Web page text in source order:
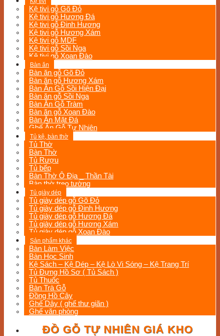
Kệ tivi gỗ Gõ Đỏ
Kệ tivi gỗ Hương Đá
Kệ tivi gỗ Đinh Hương
Kệ tivi gỗ Hương Xám
Kệ tivi gỗ MDF
Kệ tivi gỗ Sồi Nga
Kệ tivi gỗ Xoan Đào
Bàn ăn
Bàn ăn gỗ Gõ Đỏ
Bàn ăn gỗ Hương Xám
Bàn Ăn Gỗ Sồi Hiện Đại
Bàn ăn gỗ Sồi Nga
Bàn Ăn Gỗ Tràm
Bàn ăn gỗ Xoan Đào
Bàn Ăn Mặt Đá
Ghế Ăn Gỗ Tự Nhiên
Tủ kệ, bàn thờ
Tủ Thờ
Bàn Thờ
Tủ Rượu
Tủ bếp
Bàn Thờ Ô Địa _ Thần Tài
Bàn thờ treo tường
Tủ giày dép
Tủ giày dép gỗ Gõ Đỏ
Tủ giày dép gỗ Đinh Hương
Tủ giày dép gỗ Hương Đá
Tủ giày dép gỗ Hương Xám
Tủ giày dép gỗ Xoan Đào
Sản phẩm khác
Bàn Làm Việc
Bàn Học Sinh
Kệ Sách – Kệ Dép – Kệ Lò Vi Sóng – Kệ Trang Trí
Tủ Đựng Hồ Sơ ( Tủ Sách )
Tủ Thuốc
Bàn Trà Gỗ
Đồng Hồ Cây
Ghế Dây ( ghế thư giãn )
Ghế văn phòng
ĐỒ GỖ TỰ NHIÊN GIÁ KHO